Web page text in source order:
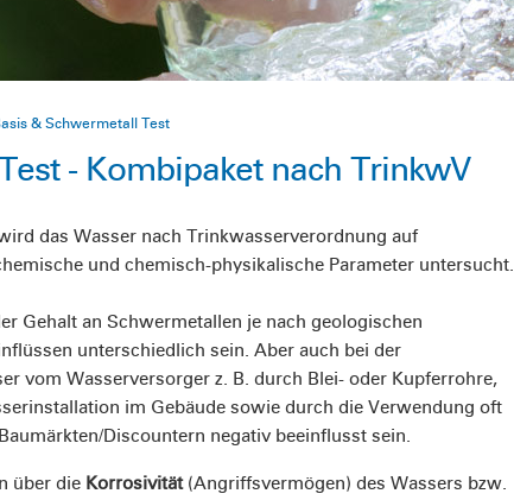
& Schwermetall Test
- Kombipaket nach TrinkwV
das Wasser nach Trinkwasserverordnung auf
und chemisch-physikalische Parameter untersucht.
Gehalt an Schwermetallen je nach geologischen
unterschiedlich sein. Aber auch bei der
vom Wasserversorger z. B. durch Blei- oder Kupferrohre,
im Gebäude sowie durch die Verwendung oft
Discountern negativ beeinflusst sein.
über die Korrosivität(Angriffsvermögen) des Wassers bzw.